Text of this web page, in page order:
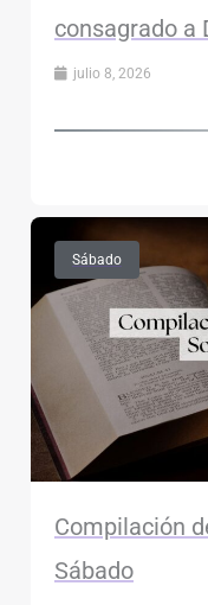
consagrado a
julio 8, 2026
Sábado
Compilación
Sábado